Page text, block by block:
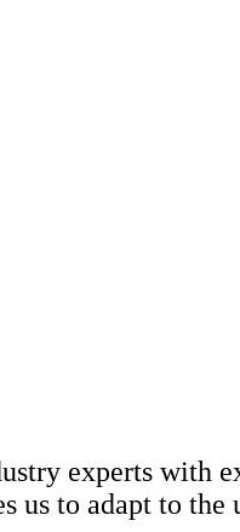
ustry experts with e
s us to adapt to the